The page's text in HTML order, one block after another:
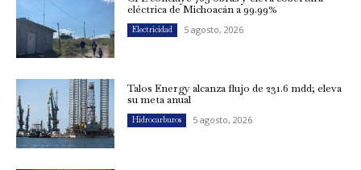
eléctrica de Michoacán a 99.99%
Electricidad 5 agosto, 2026
Talos Energy alcanza flujo de 231.6 mdd; eleva
su meta anual
Hidrocarburos 5 agosto, 2026